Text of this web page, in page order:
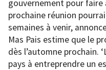
gouvernement pour faire
prochaine réunion
semaines à venir,
Mas Pais estime que le
dès l’automne prochain.
pays à entreprendre un